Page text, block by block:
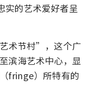
的艺术爱好者呈
术节村”，这个广
滨海艺术中心，显
fringe）所特有的